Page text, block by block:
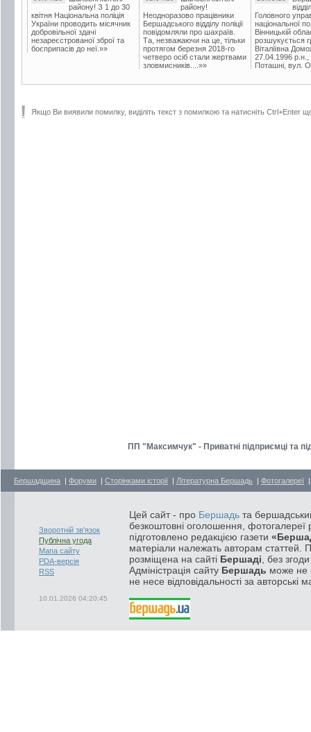
району! З 1 до 30
квітня Національна поліція
України проводить місячник
добровільної здачі
незареєстрованої зброї та
боєприпасів до неї.»»
району!
Неодноразово працівники
Бершадського відділу поліції
повідомляли про шахраїв.
Та, незважаючи на це, тільки
протягом березня 2018-го
четверо осіб стали жертвами
зловмисників....»»
Головного
національної
Вінницькій
розшукується
Віталіївна
27.04.1996 р.н.,
Поташні, вул.
Якщо Ви виявили помилку, виділіть текст з помилкою та натисніть Ctrl+Enter
ПП "Максимчук" - Приватні підприємці та
Бершадщина | Форуми | Сторінками історії | Літературна Бершадь | Фотогалереї
Зворотній зв'язок
Публічна угода
Мапа сайту
PDA-версія
RSS
10.01.2026 04:20:45
Цей сайт - про Бершадь та
безкоштовні оголошення, фотогалереї
підготовлено редакцією газети
матеріали належать авторам статтей.
розміщена на сайті Бершаді , без
Адміністрація сайту Бершадь може не
не несе відповідальності за авторські